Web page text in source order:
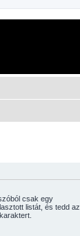
listát, és tedd az